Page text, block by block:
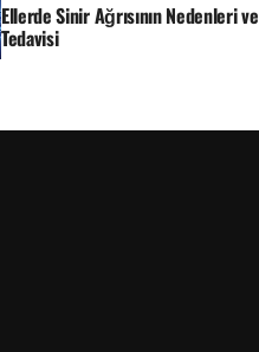
Ellerde Sinir Ağrısının Nedenleri ve
Tedavisi